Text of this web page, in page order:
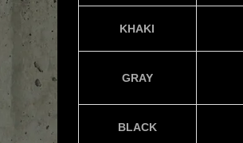
KHAKI
GRAY
BLACK